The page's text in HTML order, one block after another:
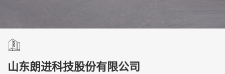
山东朗进科技股份有限公司